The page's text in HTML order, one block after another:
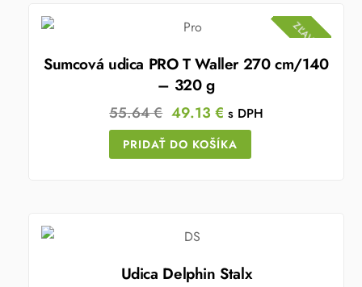
ZĽAVA!
Sumcová udica PRO T Waller 270 cm/140
– 320 g
55.64€ Original
price
was:
49.13 €Current
price
is:
s DPH
PRIDAŤ DO KOŠÍKA
Udica Delphin Stalx